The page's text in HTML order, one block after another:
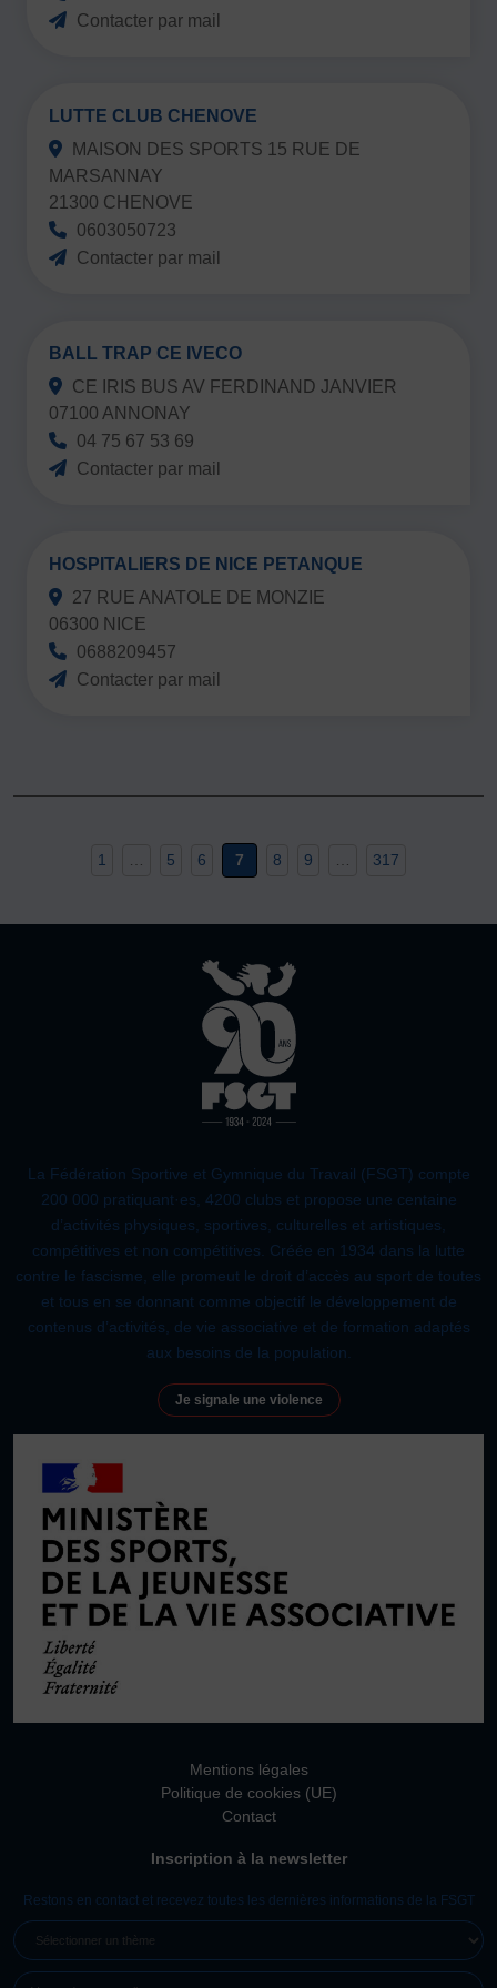
Contacter par mail
LUTTE CLUB CHENOVE
MAISON DES SPORTS 15 RUE DE
MARSANNAY
21300 CHENOVE
0603050723
Contacter par mail
BALL TRAP CE IVECO
CE IRIS BUS AV FERDINAND JANVIER
07100 ANNONAY
04 75 67 53 69
Contacter par mail
HOSPITALIERS DE NICE PETANQUE
27 RUE ANATOLE DE MONZIE
06300 NICE
0688209457
Contacter par mail
1 5 6 7 8 9 317
La Fédération Sportive et Gymnique du Travail (FSGT) compte
200 000 pratiquant·es, 4200 clubs et propose une centaine
d’activités physiques, sportives, culturelles et artistiques,
compétitives et non compétitives. Créée en 1934 dans la lutte
contre le fascisme, elle promeut le droit d’accès au sport de toutes
et tous en se donnant comme objectif le développement de
contenus d’activités, de vie associative et de formation adaptés
aux besoins de la population.
Je signale une violence
Mentions légales
Politique de cookies (UE)
Contact
Inscription à la newsletter
Restons en contact et recevez toutes les dernières informations de la FSGT
UN